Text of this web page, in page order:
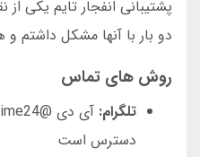
پشتیبانی انفجار تایم یکی
دو بار با آنها مشکل
روش های تماس
تلگرام:
دسترس است